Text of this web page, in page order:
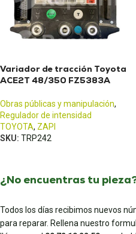
Variador de tracción Toyota
ACE2T 48/350 FZ5383A
Obras públicas y manipulación,
Regulador de intensidad
TOYOTA, ZAPI
SKU: TRP242
¿No encuentras tu
Todos los días recibimos nuevos
para reparar. Rellena nuestro